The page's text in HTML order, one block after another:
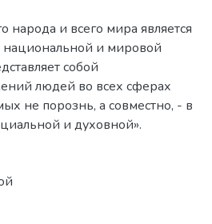
народа и всего мира является
национальной и мировой
собой
людей во всех сферах
не порознь, а совместно, - в
и духовной».